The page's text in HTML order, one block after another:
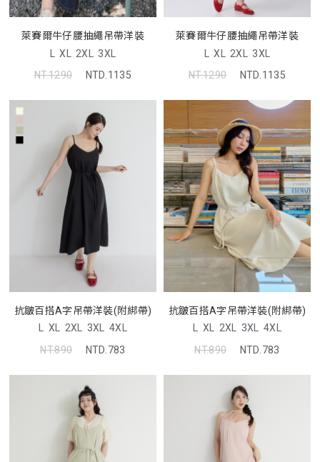
萊賽爾牛仔腰抽繩吊帶洋裝
L XL 2XL 3XL
NT.1290
NTD.1135
萊賽爾牛仔腰抽繩吊帶洋裝
L XL 2XL 3XL
NT.1290
NTD.1135
抗皺百搭A字吊帶洋裝(附綁帶)
L XL 2XL 3XL 4XL
NT.890
NTD.783
抗皺百搭A字吊帶洋裝(附綁帶)
L XL 2XL 3XL 4XL
NT.890
NTD.783